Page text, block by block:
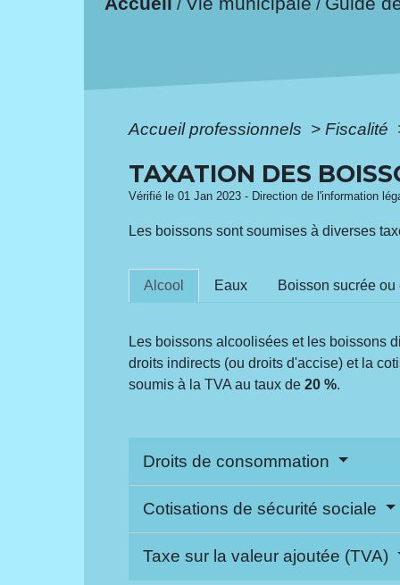
/ /
Accueil professionnels > Fiscalité
TAXATION DES
Vérifié le 01 Jan 2023 - Direction de l'information
Les boissons sont soumises à diverses
Alcool Eaux Boisson sucrée
Les boissons alcoolisées et les boissons
droits indirects (ou droits d'accise) et la
soumis à la TVA au taux de20 %.
Droits de consommation
Cotisations de sécurité sociale
Taxe sur la valeur ajoutée (TVA)